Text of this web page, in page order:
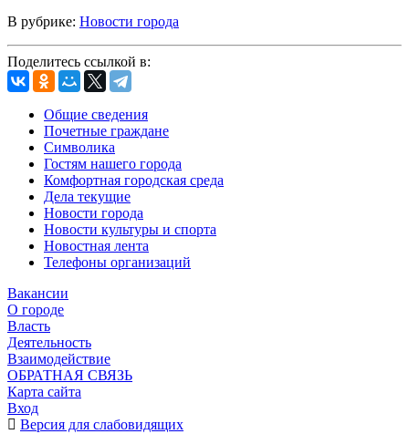
В рубрике: Новости города
Поделитесь ссылкой в:
Общие сведения
Почетные граждане
Символика
Гостям нашего города
Комфортная городская среда
Дела текущие
Новости города
Новости культуры и спорта
Новостная лента
Телефоны организаций
Вакансии
О городе
Власть
Деятельность
Взаимодействие
ОБРАТНАЯ СВЯЗЬ
Карта сайта
Вход
Версия для слабовидящих